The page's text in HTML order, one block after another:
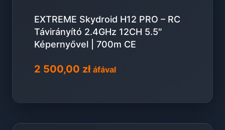
EXTREME Skydroid H12 PRO – RC
Távirányító 2.4GHz 12CH 5.5″
Képernyővel | 700m CE
2 500,00 zł áfával